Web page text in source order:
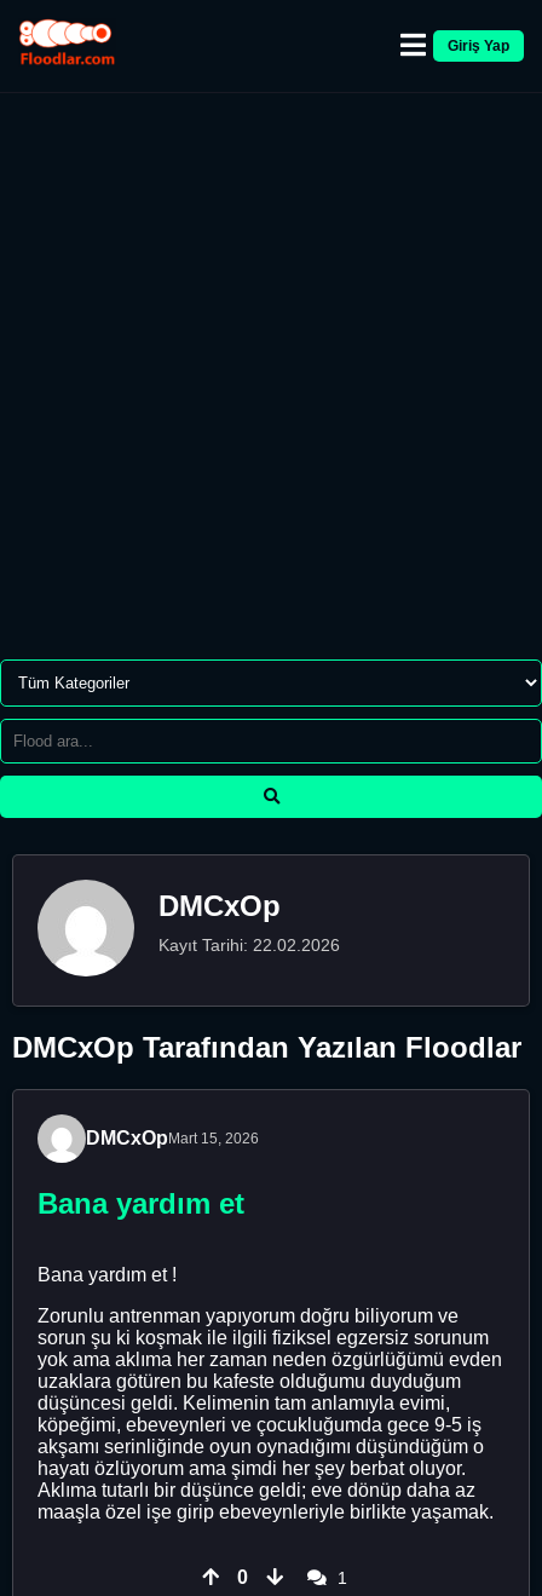
Giriş Yap
DMCxOp
Kayıt Tarihi: 22.02.2026
DMCxOp Tarafından Yazılan Floodlar
DMCxOp Mart 15, 2026
Bana yardım et
Bana yardım et !
Zorunlu antrenman yapıyorum doğru biliyorum ve
sorun şu ki koşmak ile ilgili fiziksel egzersiz sorunum
yok ama aklıma her zaman neden özgürlüğümü evden
uzaklara götüren bu kafeste olduğumu duyduğum
düşüncesi geldi. Kelimenin tam anlamıyla evimi,
köpeğimi, ebeveynleri ve çocukluğumda gece 9-5 iş
akşamı serinliğinde oyun oynadığımı düşündüğüm o
hayatı özlüyorum ama şimdi her şey berbat oluyor.
Aklıma tutarlı bir düşünce geldi; eve dönüp daha az
maaşla özel işe girip ebeveynleriyle birlikte yaşamak.
0
1